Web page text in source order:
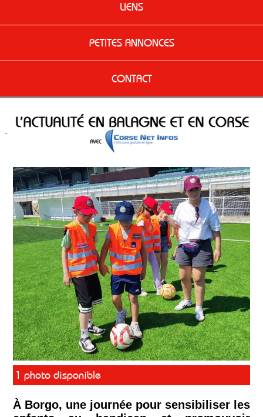
LIENS
PETITES ANNONCES
CONTACT
1 photo disponible
À Borgo, une journée pour sensibiliser les